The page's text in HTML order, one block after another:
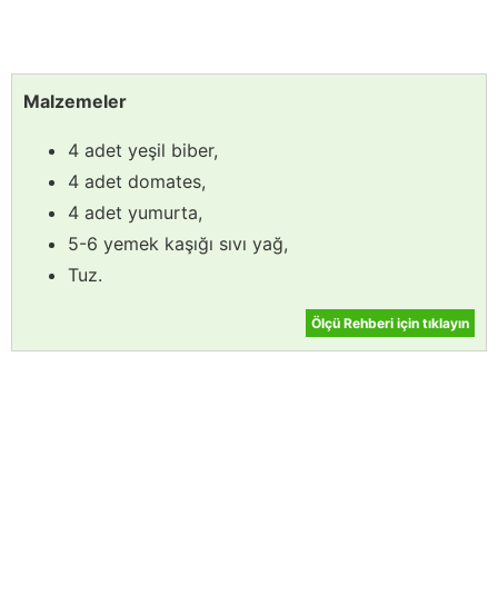
Malzemeler
4 adet yeşil biber,
4 adet domates,
4 adet yumurta,
5-6 yemek kaşığı sıvı yağ,
Tuz.
Ölçü Rehberi için tıklayın